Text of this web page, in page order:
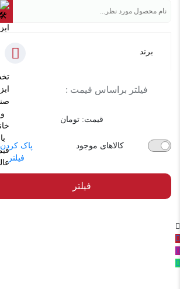
برند
فیلتر براساس قیمت :
قیمت: تومان
کالاهای موجود
پاک کردن
فیلتر
فیلتر